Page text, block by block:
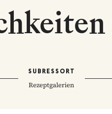
SUBRESSORT
Rezeptgalerien